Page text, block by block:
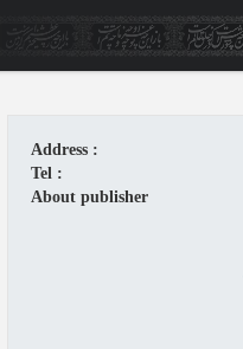
Address :
Tel :
About publisher